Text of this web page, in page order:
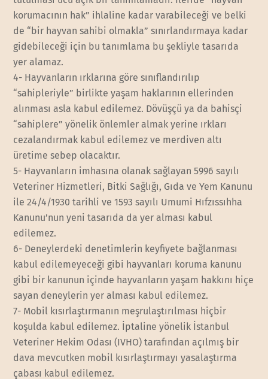
korumacının hak” ihlaline kadar varabileceği ve belki
de “bir hayvan sahibi olmakla” sınırlandırmaya kadar
gidebileceği için bu tanımlama bu şekliyle tasarıda
yer alamaz.
4- Hayvanların ırklarına göre sınıflandırılıp
“sahipleriyle” birlikte yaşam haklarının ellerinden
alınması asla kabul edilemez. Dövüşçü ya da bahisçi
“sahiplere” yönelik önlemler almak yerine ırkları
cezalandırmak kabul edilemez ve merdiven altı
üretime sebep olacaktır.
5- Hayvanların imhasına olanak sağlayan 5996 sayılı
Veteriner Hizmetleri, Bitki Sağlığı, Gıda ve Yem Kanunu
ile 24/4/1930 tarihli ve 1593 sayılı Umumi Hıfzıssıhha
Kanunu’nun yeni tasarıda da yer alması kabul
edilemez.
6- Deneylerdeki denetimlerin keyfiyete bağlanması
kabul edilemeyeceği gibi hayvanları koruma kanunu
gibi bir kanunun içinde hayvanların yaşam hakkını hiçe
sayan deneylerin yer alması kabul edilemez.
7- Mobil kısırlaştırmanın meşrulaştırılması hiçbir
koşulda kabul edilemez. İptaline yönelik İstanbul
Veteriner Hekim Odası (IVHO) tarafından açılmış bir
dava mevcutken mobil kısırlaştırmayı yasalaştırma
çabası kabul edilemez.